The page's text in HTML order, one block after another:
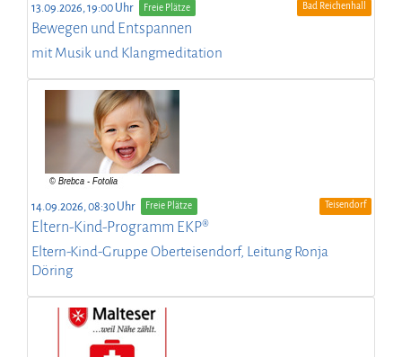
13.09.2026, 19:00 Uhr Freie Plätze Bad Reichenhall
Bewegen und Entspannen
mit Musik und Klangmeditation
14.09.2026, 08:30 Uhr Freie Plätze Teisendorf
Eltern-Kind-Programm EKP®
Eltern-Kind-Gruppe Oberteisendorf, Leitung Ronja
Döring